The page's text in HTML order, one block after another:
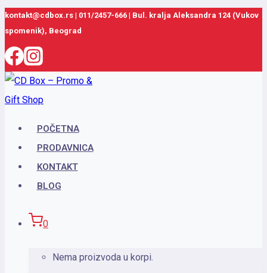
Skip
to
content
kontakt@cdbox.rs | 011/2457-666 | Bul. kralja Aleksandra 124 (Vukov
spomenik), Beograd
POČETNA
PRODAVNICA
KONTAKT
BLOG
0
Nema proizvoda u korpi.